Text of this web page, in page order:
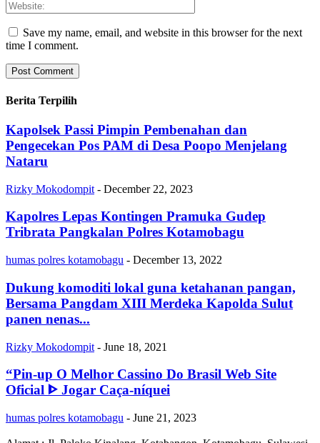
Save my name, email, and website in this browser for the next
time I comment.
Berita Terpilih
Kapolsek Passi Pimpin Pembenahan dan
Pengecekan Pos PAM di Desa Poopo Menjelang
Nataru
Rizky Mokodompit - December 22, 2023
Kapolres Lepas Kontingen Pramuka Gudep
Tribrata Pangkalan Polres Kotamobagu
humas polres kotamobagu - December 13, 2022
Dukung komoditi lokal guna ketahanan pangan,
Bersama Pangdam XIII Merdeka Kapolda Sulut
panen nenas...
Rizky Mokodompit - June 18, 2021
“Pin-up O Melhor Cassino Do Brasil Web Site
Oficial ᐈ Jogar Caça-níquei
humas polres kotamobagu - June 21, 2023